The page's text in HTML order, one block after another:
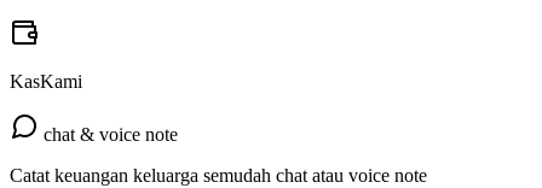
KasKami
chat & voice note
Catat keuangan keluarga semudah chat atau voice note